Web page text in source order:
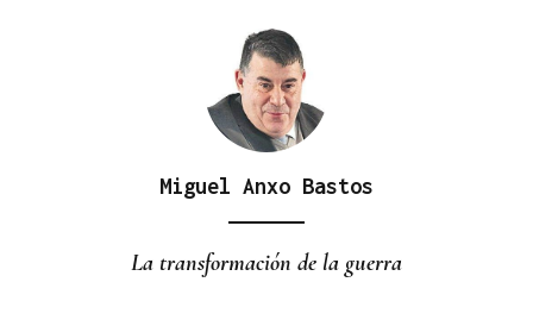
Miguel Anxo Bastos
La transformación de la guerra